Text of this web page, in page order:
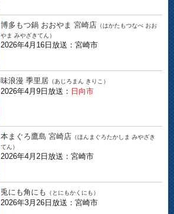
博多もつ鍋 おおやま 宮崎店 （はかたもつなべ おお
やま みやざきてん）
2026年4月16日放送：宮崎市
味浪漫 季里居 （あじろまん きりこ）
2026年4月9日放送： 日向市
本まぐろ鷹島 宮崎店 （ほんまぐろたかしま みやざき
てん）
2026年4月2日放送：宮崎市
兎にも角にも （とにもかくにも）
2026年3月26日放送：宮崎市